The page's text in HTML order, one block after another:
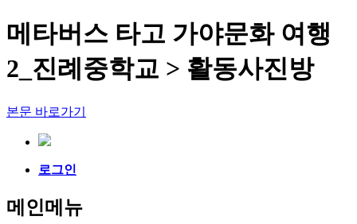
메타버스 타고 가야문화 여행
2_진례중학교 > 활동사진방
본문 바로가기
로그인
메인메뉴